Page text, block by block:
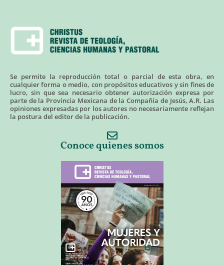
Se permite la reproducción total o parcial de esta obra, en
cualquier forma o medio, con propósitos educativos y sin fines de
lucro, sin que sea necesario obtener autorización expresa por
parte de la Provincia Mexicana de la Compañía de Jesús, A.R. Las
opiniones expresadas por los autores no necesariamente reflejan
la postura del editor de la publicación.
Conoce quienes somos